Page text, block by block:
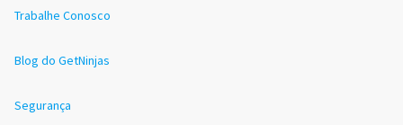
Trabalhe Conosco
Blog do GetNinjas
Segurança